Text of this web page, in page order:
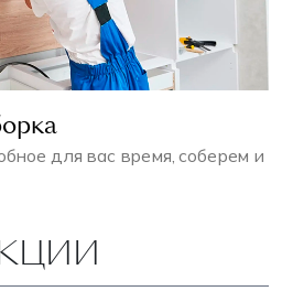
для вас время, соберем и